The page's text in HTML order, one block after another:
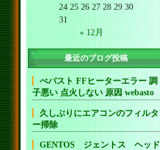
24 25 26 27 28 29 30
31
« 12月
最近のブログ投稿
べバスト FFヒーターエラー 調
子悪い 点火しない 原因 webasto
久しぶりにエアコンのフィルタ
ー掃除
GENTOS ジェントス ヘッド